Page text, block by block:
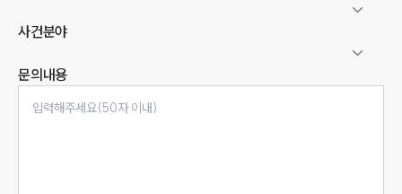
사건분야
문의내용